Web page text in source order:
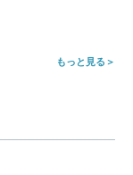
もっと見る